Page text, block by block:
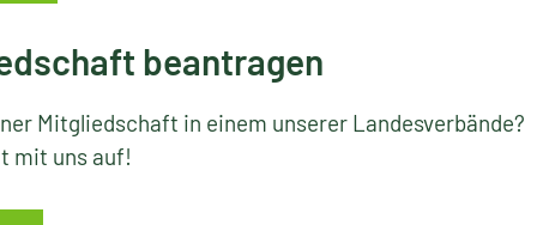
beantragen
Mitgliedschaft in einem unserer Landesverbände?
mit uns auf!